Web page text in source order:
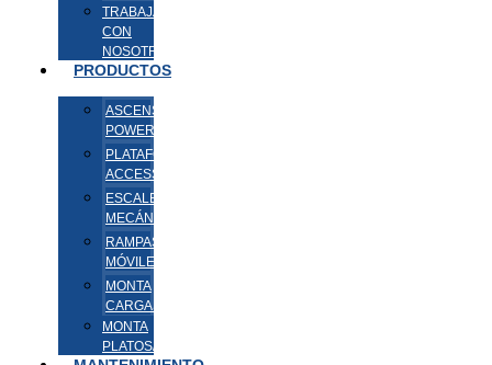
TRABAJA
CON
NOSOTROS
PRODUCTOS
ASCENSORES
POWERTECH
PLATAFORMAS
ACCESSA
ESCALERAS
MECÁNICAS
RAMPAS
MÓVILES
MONTA
CARGAS/VEHÍCULOS
MONTA
PLATOS/PAQUETES